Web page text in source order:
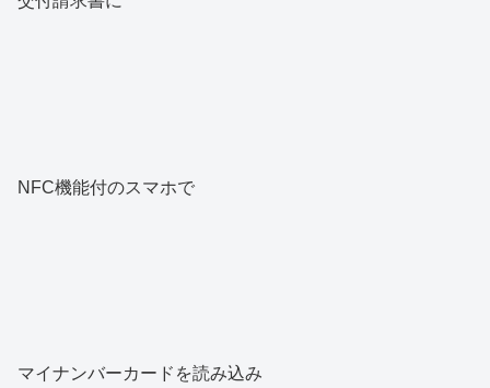
NFC機能付のスマホで
マイナンバーカードを読み込み